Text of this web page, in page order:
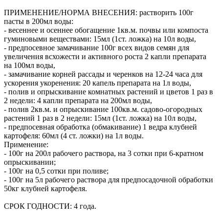
ПРИМЕНЕНИЕ/НОРМА ВНЕСЕНИЯ: растворить 100г
пасты в 200мл воды:
- весеннее и осеннее обогащение 1кв.м. почвы или компоста
гуминовыми веществами: 15мл (1ст. ложка) на 10л воды,
- предпосевное замачивание 100г всех видов семян для
увеличения всхожести и активного роста 2 капли препарата
на 100мл воды,
- замачивание корней рассады и черенков на 12-24 часа для
ускорения укоренения: 20 капель препарата на 1л воды,
- полив и опрыскивание комнатных растений и цветов 1 раз в
2 недели: 4 капли препарата на 200мл воды,
- полив 2кв.м. и опрыскивание 100кв.м. садово-огородных
растений 1 раз в 2 недели: 15мл (1ст. ложка) на 10л воды,
- предпосевная обработка (обмакивание) 1 ведра клубней
картофеля: 60мл (4 ст. ложки) на 1л воды.
Применение:
- 100г на 200л рабочего раствора, на 3 сотки при 6-кратном
опрыскивании;
- 100г на 0,5 сотки при поливе;
- 100г на 5л рабочего раствора для предпосадочной обработки
50кг клубней картофеля.
СРОК ГОДНОСТИ: 4 года.